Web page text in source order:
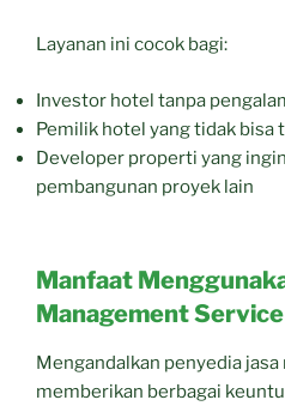
Layanan ini cocok bagi:
Investor hotel tanpa
Pemilik hotel yang tidak bisa
Developer properti yang
pembangunan proyek lain
Manfaat
Management Service
Mengandalkan penyedia
memberikan berbagai